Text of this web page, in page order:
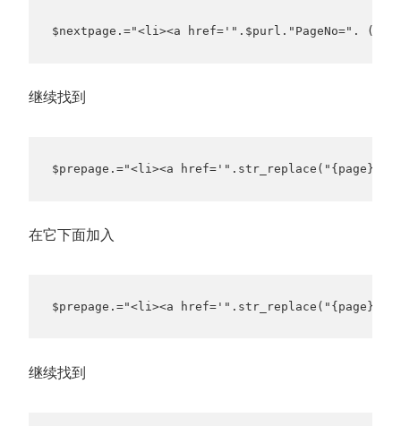
$nextpage.="<li><a href='".$purl."PageNo=".
继续找到
$prepage.="<li><a
在它下面加入
$prepage.="<li><a
继续找到